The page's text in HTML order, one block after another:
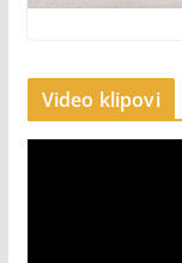
Video klipovi